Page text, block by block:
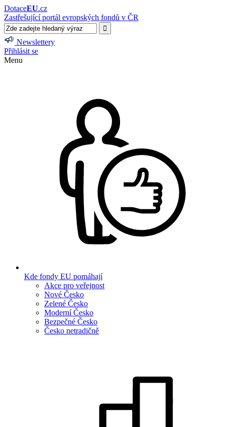
DotaceEU.cz
Zastřešující portál evropských fondů v ČR
Newslettery
Přihlásit se
Menu
Kde fondy EU pomáhají
Akce pro veřejnost
Nové Česko
Zelené Česko
Moderní Česko
Bezpečné Česko
Česko netradičně